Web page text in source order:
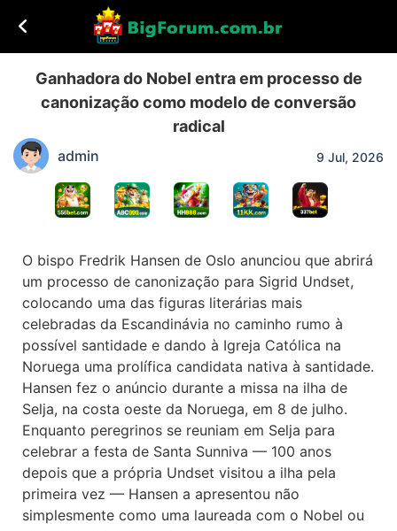
Ganhadora do Nobel entra em processo de
canonização como modelo de conversão
radical
admin 9 Jul, 2026
O bispo Fredrik Hansen de Oslo anunciou que abrirá
um processo de canonização para Sigrid Undset,
colocando uma das figuras literárias mais
celebradas da Escandinávia no caminho rumo à
possível santidade e dando à Igreja Católica na
Noruega uma prolífica candidata nativa à santidade.
Hansen fez o anúncio durante a missa na ilha de
Selja, na costa oeste da Noruega, em 8 de julho.
Enquanto peregrinos se reuniam em Selja para
celebrar a festa de Santa Sunniva — 100 anos
depois que a própria Undset visitou a ilha pela
primeira vez — Hansen a apresentou não
simplesmente como uma laureada com o Nobel ou